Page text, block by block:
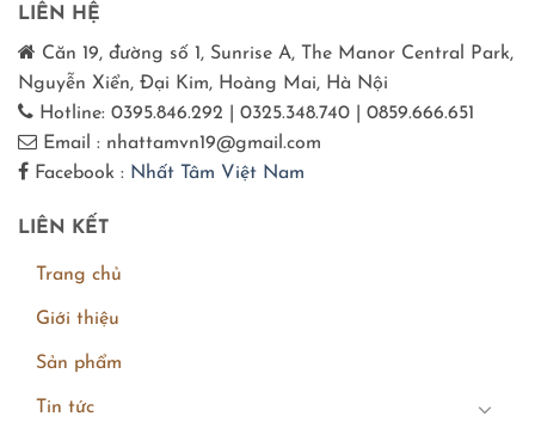
LIÊN HỆ
Căn 19, đường số 1, Sunrise A, The Manor Central Park,
Nguyễn Xiển, Đại Kim, Hoàng Mai, Hà Nội
Hotline: 0395.846.292 | 0325.348.740 | 0859.666.651
Email : nhattamvn19@gmail.com
Facebook : Nhất Tâm Việt Nam
LIÊN KẾT
Trang chủ
Giới thiệu
Sản phẩm
Tin tức